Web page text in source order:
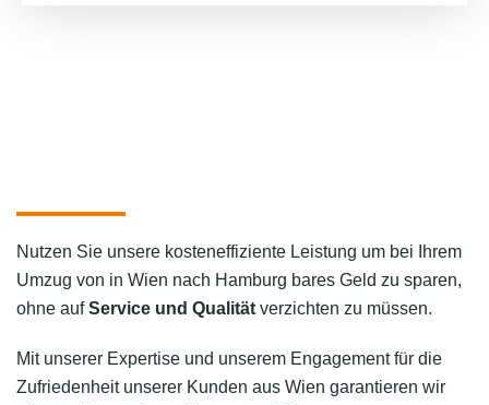
Nutzen Sie unsere kosteneffiziente Leistung um bei Ihrem
Umzug von in Wien nach Hamburg bares Geld zu sparen,
ohne aufService und Qualität verzichten zu müssen.
Mit unserer Expertise und unserem Engagement für die
Zufriedenheit unserer Kunden aus Wien garantieren wir